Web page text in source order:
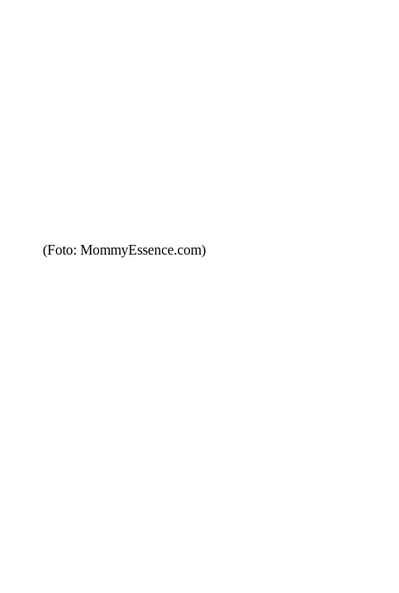
(Foto: MommyEssence.com)